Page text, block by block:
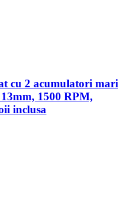
cu 2 acumulatori mari
1500 RPM,
inclusa